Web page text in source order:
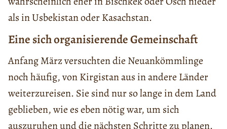
als in Usbekistan oder Kasachstan.
Eine sich organisierende Gemeinschaft
Anfang März versuchten die Neuankömmlinge
noch häufig, von Kirgistan aus in andere Länder
weiterzureisen. Sie sind nur so lange in dem Land
geblieben, wie es eben nötig war, um sich
auszuruhen und die nächsten Schritte zu planen.